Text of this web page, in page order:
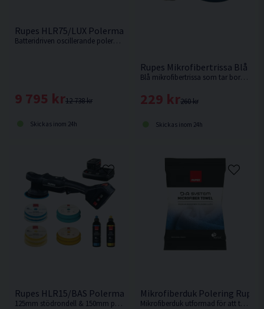
Rupes HLR75/LUX Polermaskin 18V (2x2,5Ah)
Batteridriven oscillerande polermaskin från Rupes som är designad med god balans och ergonomi.
12 738 kr
9 795 kr
Skickas inom 24h
Rupes Mikrofibertrissa Blå
Blå mikrofibertrissa som tar bort djupa defekter effektivt på fullt härdad lack. Passar Rupes LHR15 eller motsvarande med 130mm fästplatta.
260 kr
229 kr
Skickas inom 24h
Rupes HLR15/BAS Polermaskin 18V (2x5,0Ah)
125mm stödrondell & 150mm polerrondell. Rupes flaggskeppsmodell, Nu som batteridriven.
Mikrofiberduk Polering Rupes
Mikrofiberduk utformad för att torka bort polerrester.